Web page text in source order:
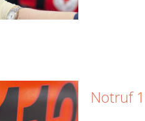
Notruf